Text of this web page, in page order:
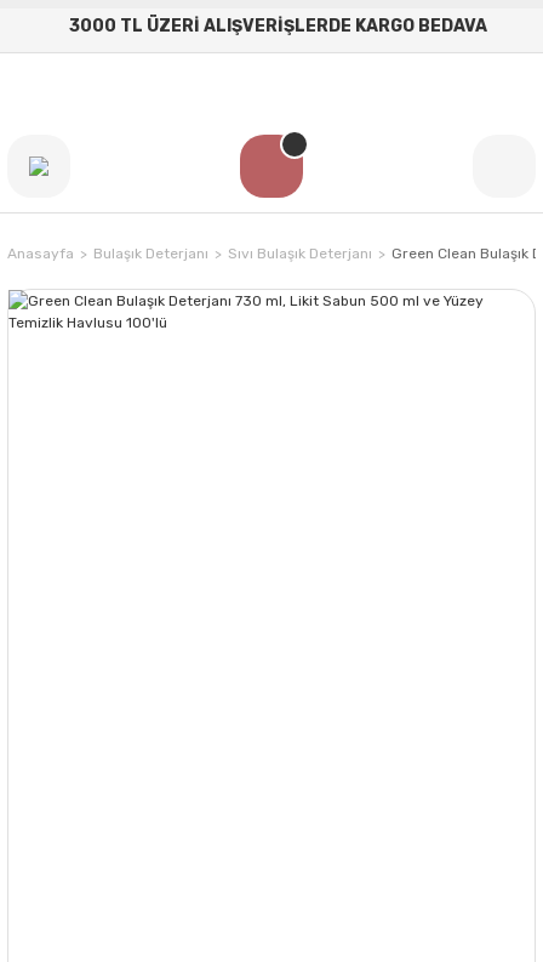
3000 TL ÜZERİ ALIŞVERİŞLERDE KARGO BEDAVA
Anasayfa Bulaşık Deterjanı Sıvı Bulaşık Deterjanı Green Clean Bulaşık